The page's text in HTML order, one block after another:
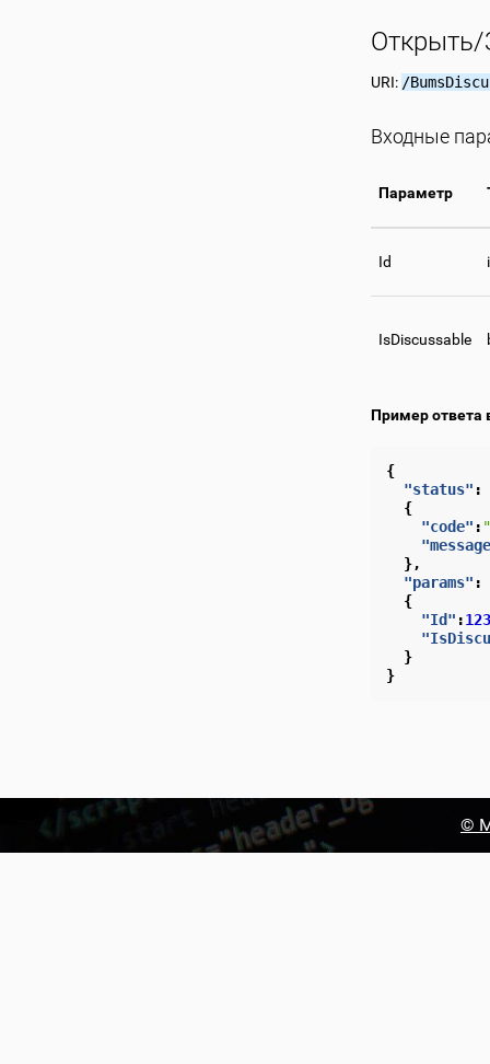
Открыть/
URI: /
Входные
Параметр
Id
IsDiscussable
Пример ответа
{
"status" :
{
"code" :
},
"params" :
{
"Id" :123
}
}
©